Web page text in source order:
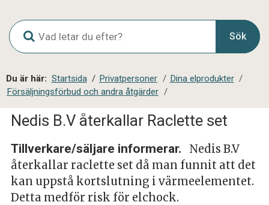
G
l
o
a
l
s
e
s
ö
k
Sök
Du är här: Startsida / Privatpersoner / Dina elprodukter /
Försäljningsförbud och andra åtgärder /
Nedis B.V återkallar Raclette set
Tillverkare/säljare informerar.
Nedis B.V
återkallar raclette set då man funnit att det
kan uppstå kortslutning i värmeelementet.
Detta medför risk för elchock.